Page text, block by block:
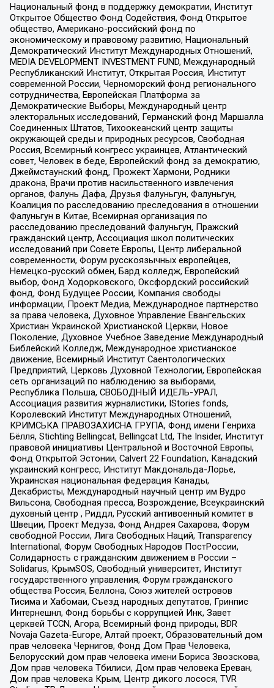
Национальный фонд в поддержку демократии, Институт
Открытое Общество Фонд Содействия, Фонд Открытое
общество, Американо-российский фонд по
экономическому и правовому развитию, Национальный
Демократический Институт Международных Отношений,
MEDIA DEVELOPMENT INVESTMENT FUND, Международный
Республиканский Институт, Открытая Россия, Институт
современной России, Черноморский фонд регионального
сотрудничества, Европейская Платформа за
Демократические Выборы, Международный центр
электоральных исследований, Германский фонд Маршалла
Соединенных Штатов, Тихоокеанский центр защиты
окружающей среды и природных ресурсов, Свободная
Россия, Всемирный конгресс украинцев, Атлантический
совет, Человек в беде, Европейский фонд за демократию,
Джеймстаунский фонд, Прожект Хармони, Родники
дракона, Врачи против насильственного извлечения
органов, Фалунь Дафа, Друзья Фалуньгун, Фалуньгун,
Коалиция по расследованию преследования в отношении
Фалуньгун в Китае, Всемирная организация по
расследованию преследований Фалуньгун, Пражский
гражданский центр, Ассоциация школ политических
исследований при Совете Европы, Центр либеральной
современности, Форум русскоязычных европейцев,
Немецко-русский обмен, Бард колледж, Европейский
выбор, Фонд Ходорковского, Оксфордский российский
фонд, Фонд Будущее России, Компания свободы
информации, Проект Медиа, Международное партнерство
за права человека, Духовное Управление Евангельских
Христиан Украинской Христианской Церкви, Новое
Поколение, Духовное Учебное Заведение Международный
Библейский Колледж, Международное христианское
движение, Всемирный Институт Саентологических
Предприятий, Церковь Духовной Технологии, Европейская
сеть организаций по наблюдению за выборами,
Республика Польша, СВОБОДНЫЙ ИДЕЛЬ-УРАЛ,
Ассоциация развития журналистики, IStories fonds,
Королевский Институт Международных Отношений,
КРИМСЬКА ПРАВОЗАХИСНА ГРУПА, Фонд имени Генриха
Бёлля, Stichting Bellingcat, Bellingcat Ltd, The Insider, Институт
правовой инициативы Центральной и Восточной Европы,
Фонд Открытой Эстонии, Calvert 22 Foundation, Канадский
украинский конгресс, Институт Макдональда-Лорье,
Украинская национальная федерация Канады,
Декабристы, Международный научный центр им Вудро
Вильсона, Свободная пресса, Возрождение, Всеукраинский
духовный центр , Риддл, Русский антивоенный комитет в
Швеции, Проект Медуза, Фонд Андрея Сахарова, Форум
свободной России, Лига Свободных Наций, Transparеncy
International, Форум Свободных Народов ПостРоссии,
Солидарность с гражданским движением в России –
Solidarus, КрымSOS, Свободный университет, Институт
государственного управления, Форум гражданского
общества Россия, Беллона, Союз жителей островов
Тисима и Хабомаи, Съезд народных депутатов, Гринпис
Интернешнл, Фонд борьбы с коррупцией Инк, Завет
церквей TCCN, Агора, Всемирный фонд природы, BDR
Novaja Gazeta-Europe, Алтай проект, Образовательный дом
прав человека Чернигов, Фонд Дом Прав Человека,
Белорусский дом прав человека имени Бориса Звозскова,
Дом прав человека Тбилиси, Дом прав человека Ереван,
Дом прав человека Крым, Центр дикого лосося, TVR